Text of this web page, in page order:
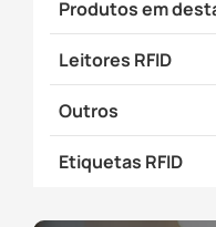
Produtos em
Leitores RFID
Outros
Etiquetas RFID